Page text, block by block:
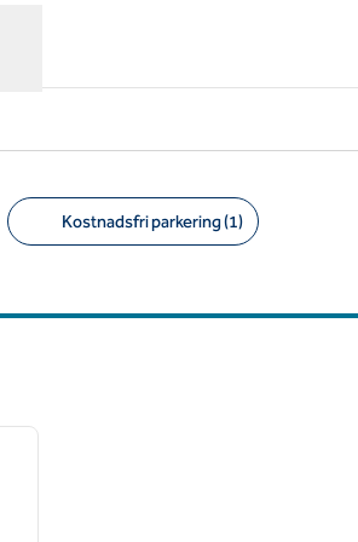
Kostnadsfri parkering (1)
nästa bild